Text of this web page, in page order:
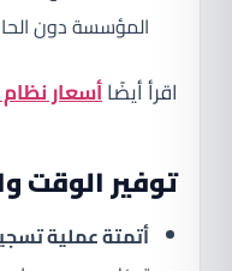
المؤسسة دون
اقرأ أيضًاأسعار نظام
توفير الوقت
أتمتة عملية